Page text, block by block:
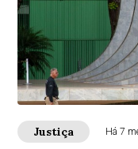
Justiça Há 7